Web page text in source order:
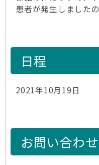
患者が発生しました
日程
2021年10月19日
お問い合わせ